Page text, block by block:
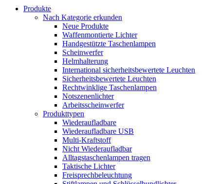
Produkte
Nach Kategorie erkunden
Neue Produkte
Waffenmontierte Lichter
Handgestützte Taschenlampen
Scheinwerfer
Helmhalterung
International sicherheitsbewertete Leuchten
Sicherheitsbewertete Leuchten
Rechtwinklige Taschenlampen
Notszenenlichter
Arbeitsscheinwerfer
Produkttypen
Wiederaufladbare
Wiederaufladbare USB
Multi-Kraftstoff
Nicht Wiederaufladbar
Alltagstaschenlampen tragen
Taktische Lichter
Freisprechbeleuchtung